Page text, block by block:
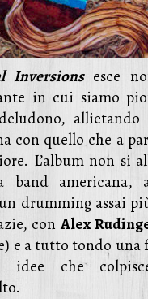
Inversionsesce
in cui siamo
allietando
con quello che a
L’album non si
band americana,
drumming assai
conAlex
e a tutto tondo una
idee che